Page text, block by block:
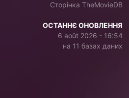
Сторінка TheMovieDB
ОСТАННЄ ОНОВЛЕННЯ
6 août 2026 - 16:54
на 11 базах даних